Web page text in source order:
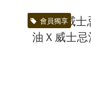
會員獨享